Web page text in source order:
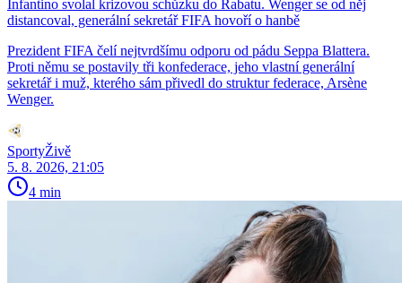
Infantino svolal krizovou schůzku do Rabatu. Wenger se od něj
distancoval, generální sekretář FIFA hovoří o hanbě
Prezident FIFA čelí nejtvrdšímu odporu od pádu Seppa Blattera.
Proti němu se postavily tři konfederace, jeho vlastní generální
sekretář i muž, kterého sám přivedl do struktur federace, Arsène
Wenger.
SportyŽivě
5. 8. 2026, 21:05
4 min